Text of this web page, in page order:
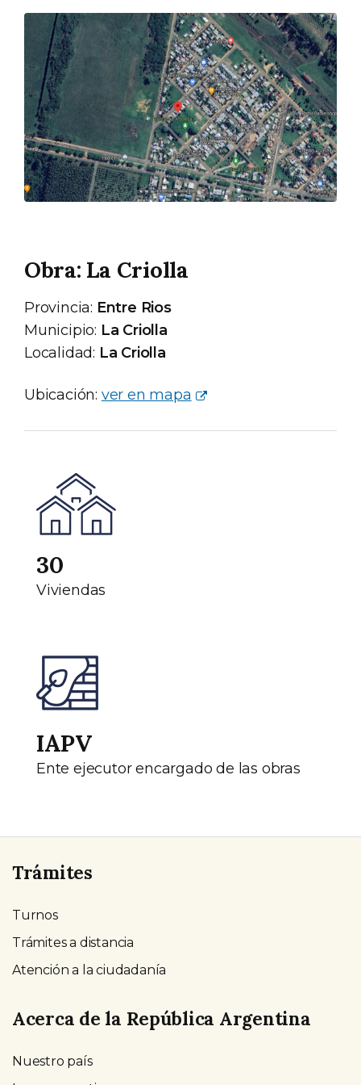
Obra: La Criolla
Provincia: Entre Rios
Municipio: La Criolla
Localidad: La Criolla
Ubicación: ver en mapa
30
Viviendas
IAPV
Ente ejecutor encargado de las obras
Trámites
Turnos
Trámites a distancia
Atención a la ciudadanía
Acerca de la República Argentina
Nuestro país